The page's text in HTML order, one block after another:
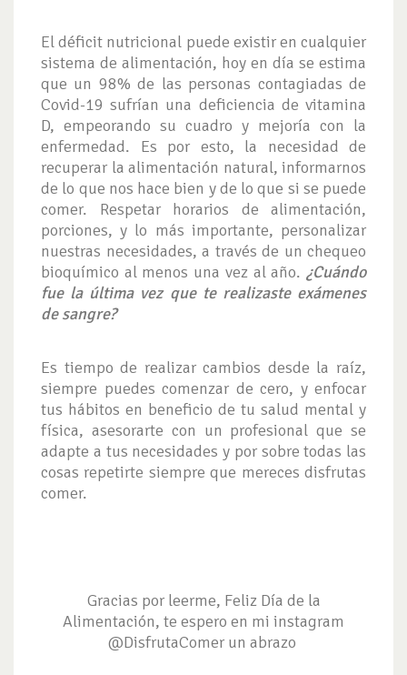
El déficit nutricional puede existir en cualquier
sistema de alimentación, hoy en día se estima
que un 98% de las personas contagiadas de
Covid-19 sufrían una deficiencia de vitamina
D, empeorando su cuadro y mejoría con la
enfermedad. Es por esto, la necesidad de
recuperar la alimentación natural, informarnos
de lo que nos hace bien y de lo que si se puede
comer. Respetar horarios de alimentación,
porciones, y lo más importante, personalizar
nuestras necesidades, a través de un chequeo
bioquímico al menos una vez al año. ¿Cuándo
fue la última vez que te realizaste exámenes
de sangre?
Es tiempo de realizar cambios desde la raíz,
siempre puedes comenzar de cero, y enfocar
tus hábitos en beneficio de tu salud mental y
física, asesorarte con un profesional que se
adapte a tus necesidades y por sobre todas las
cosas repetirte siempre que mereces disfrutas
comer.
Gracias por leerme, Feliz Día de la
Alimentación, te espero en mi instagram
@DisfrutaComer un abrazo